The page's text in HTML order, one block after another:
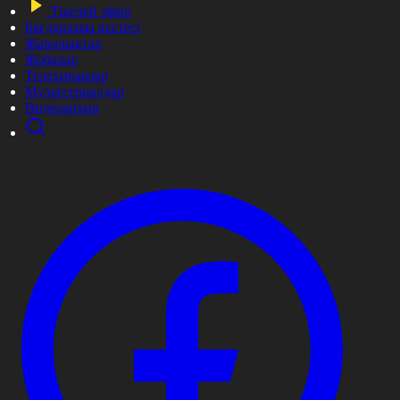
Тікелей эфир
Бағдарлама кестесі
Жаңалықтар
Жобалар
Телехикаялар
Мультсериалдар
Видеоархив